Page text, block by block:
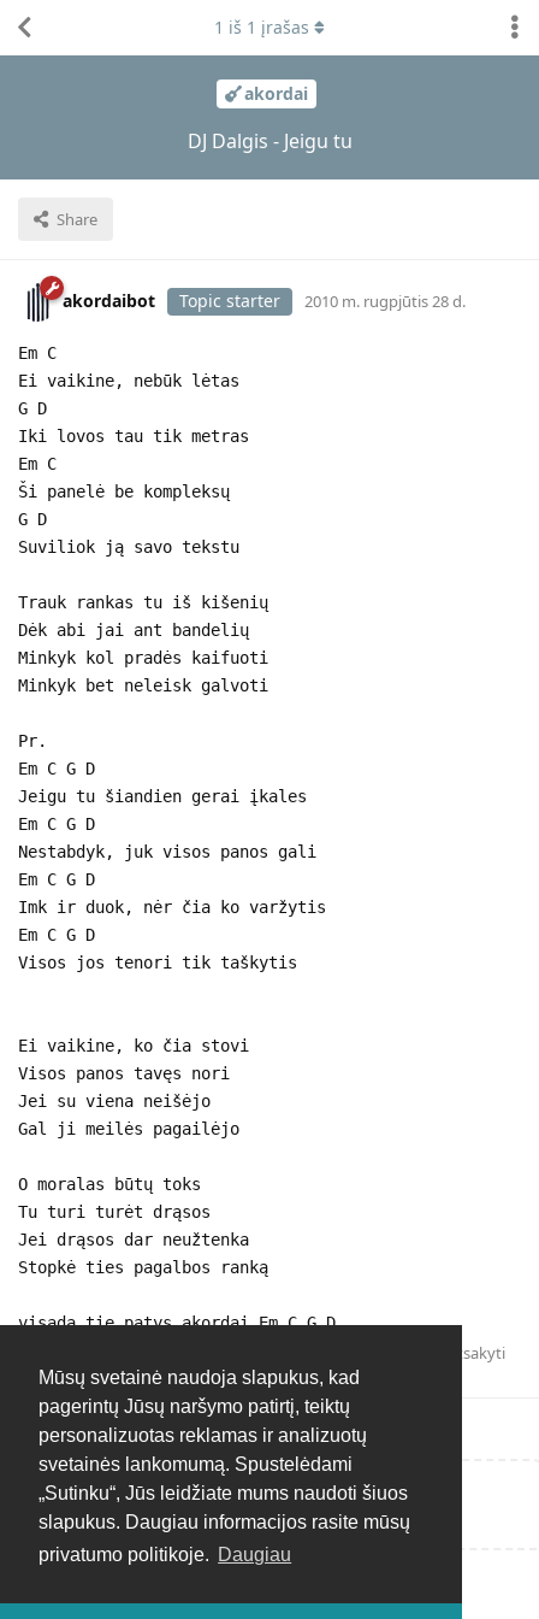
Mūsų svetainė naudoja slapukus, kad
pagerintų Jūsų naršymo patirtį, teiktų
personalizuotas reklamas ir analizuotų
svetainės lankomumą. Spustelėdami
„Sutinku“, Jūs leidžiate mums naudoti šiuos
slapukus. Daugiau informacijos rasite mūsų
privatumo politikoje. Daugiau
akordai
DJ Dalgis - Jeigu tu
Share
1 iš 1 įrašas
akordaibot Topic starter 2010 m. rugpjūtis 28 d.
Em C
Ei vaikine, nebūk lėtas
G D
Iki lovos tau tik metras
Em C
Ši panelė be kompleksų
G D
Suviliok ją savo tekstu
Trauk rankas tu iš kišenių
Dėk abi jai ant bandelių
Minkyk kol pradės kaifuoti
Minkyk bet neleisk galvoti
Pr.
Em C G D
Jeigu tu šiandien gerai įkales
Em C G D
Nestabdyk, juk visos panos gali
Em C G D
Imk ir duok, nėr čia ko varžytis
Em C G D
Visos jos tenori tik taškytis
Ei vaikine, ko čia stovi
Visos panos tavęs nori
Jei su viena neišėjo
Gal ji meilės pagailėjo
O moralas būtų toks
Tu turi turėt drąsos
Jei drąsos dar neužtenka
Stopkė ties pagalbos ranką
visada tie patys akordai Em C G D
Atsakyti
Rašyti atsakymą...